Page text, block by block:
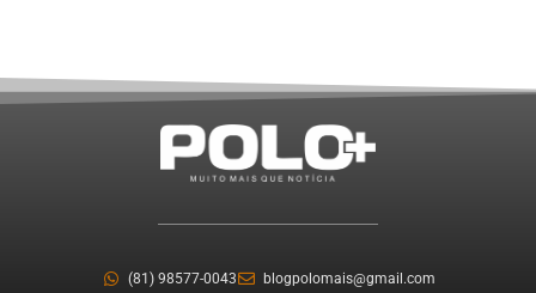
(81) 98577-0043 blogpolomais@gmail.com